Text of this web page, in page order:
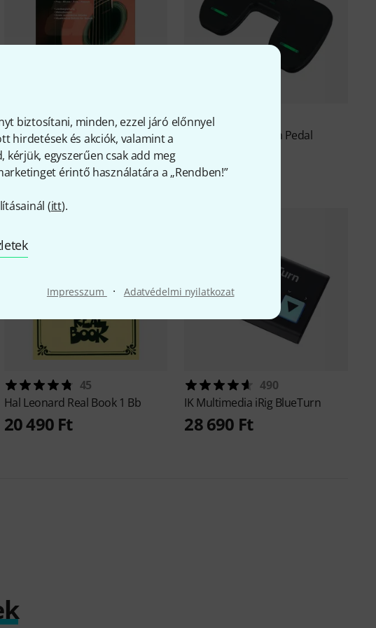
biztosítani, minden, ezzel járó előnnyel
hirdetések és akciók, valamint a
kérjük, egyszerűen csak add meg
érintő használatára a „Rendben!”
(itt).
Impresszum · Adatvédelmi nyilatkozat
151
VoggenreiterAcoustic Guitar 1
10 390 Ft
Pageturn Pedal
45
Hal Leonard Real Book 1 Bb
20 490 Ft
490
IK Multimedia iRig BlueTurn
28 690 Ft